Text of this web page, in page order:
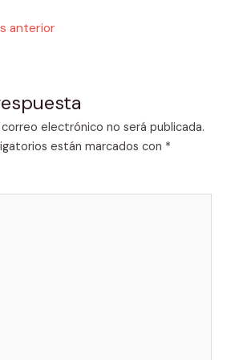
anterior
electrónico no será publicada.
están marcados con *